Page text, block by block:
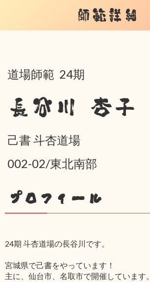
師範詳細
道場師範 24期
長谷川 杏子
己書 斗杏道場
002-02/東北南部
プロフィール
24期 斗杏道場の長谷川です。
宮城県で己書をやっています！
主に、仙台市、名取市で開催しています。